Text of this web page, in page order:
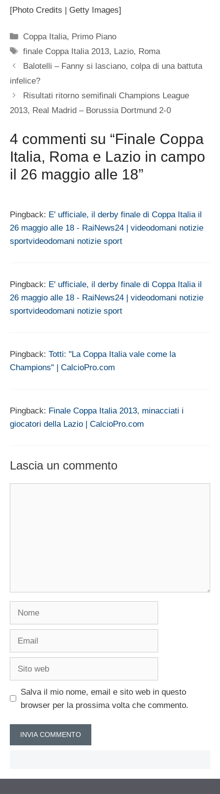
[Photo Credits | Getty Images]
Categorie
Coppa Italia, Primo Piano
Tag
finale Coppa Italia 2013, Lazio, Roma
Balotelli – Fanny si lasciano, colpa di una battuta
infelice?
Risultati ritorno semifinali Champions League
2013, Real Madrid – Borussia Dortmund 2-0
4 commenti su “Finale Coppa
Italia, Roma e Lazio in campo
il 26 maggio alle 18”
Pingback: E' ufficiale, il derby finale di Coppa Italia il
26 maggio alle 18 - RaiNews24 | videodomani notizie
sportvideodomani notizie sport
Pingback: E' ufficiale, il derby finale di Coppa Italia il
26 maggio alle 18 - RaiNews24 | videodomani notizie
sportvideodomani notizie sport
Pingback: Totti: "La Coppa Italia vale come la
Champions" | CalcioPro.com
Pingback: Finale Coppa Italia 2013, minacciati i
giocatori della Lazio | CalcioPro.com
Lascia un commento
Salva il mio nome, email e sito web in questo
browser per la prossima volta che commento.